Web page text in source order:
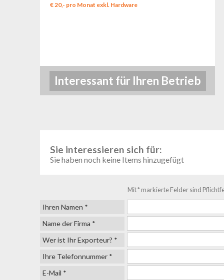
€ 20,- pro Monat exkl. Hardware
Interessant für Ihren Betrieb
Sie interessieren sich für:
Sie haben noch keine Items hinzugefügt
Mit * markierte Felder sind
Ihren Namen *
Name der Firma *
Wer ist Ihr Exporteur? *
Ihre Telefonnummer *
E-Mail *